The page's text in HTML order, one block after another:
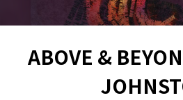
ABOVE &